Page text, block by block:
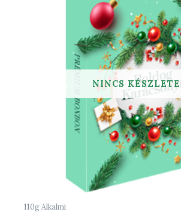
110g Alkalmi